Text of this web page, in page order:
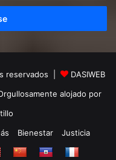
reservados |
DASIWEB
alojado por
Bienestar
Justicia